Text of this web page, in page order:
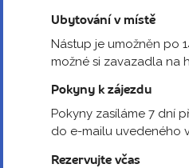
Ubytování v místě
Nástup je umožněn po
možné si zavazadla na
Pokyny k zájezdu
Pokyny zasíláme 7 dní
do e-mailu uvedeného
Rezervujte včas